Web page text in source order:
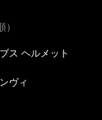
ス ヘルメット
ヴィ